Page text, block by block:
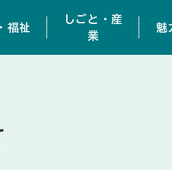
福祉
しごと・産
業
魅